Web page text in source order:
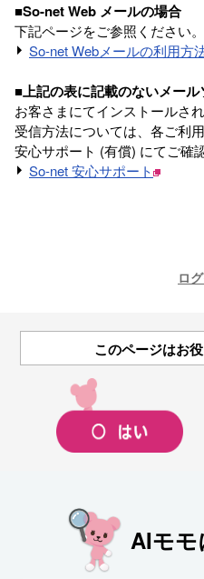
■So-net Web メールの場合
下記ページをご参照ください。
So-net Webメールの利用方
■上記の表に記載のないメー
お客さまにてインストールさ
受信方法については、各ご利
安心サポート (有償) にてご確
So-net 安心サポート
ロ
このページはお
AIモモ